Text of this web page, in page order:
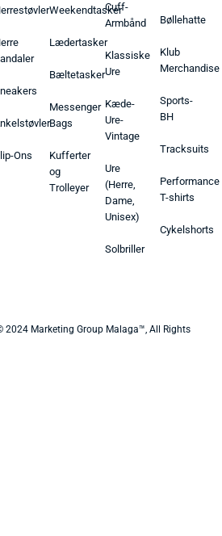
Ons
Weekendtasker
Lædertasker
Bæltetasker
Messenger
Bags
Kufferter
og
Trolleyer
Cuff-
Armbånd
Klassiske
Ure
Kæde-
Ure-
Vintage
Ure
(Herre,
Dame,
Unisex)
Solbriller
Bøllehatte
Klub
Merchandise
Sports-
BH
Tracksuits
Performance
T-shirts
Cykelshorts
2024 Marketing Group Malaga™, All Rights